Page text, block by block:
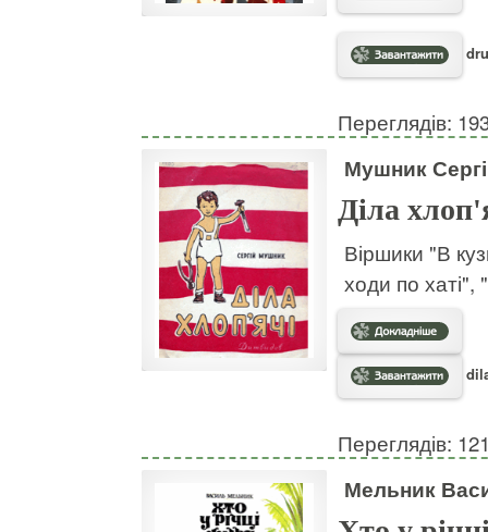
Переглядів:
Мушник
Діла
Віршики "В
ходи по
Переглядів:
Мельник